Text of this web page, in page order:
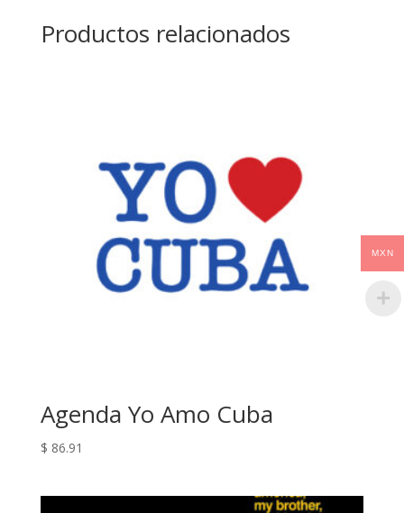
Productos relacionados
Agenda Yo Amo Cuba
$ 86.91
MXN